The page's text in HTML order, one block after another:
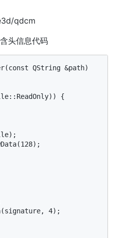
qdcm
头信息代码
QString &path)
{
4);